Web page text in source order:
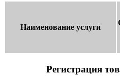
Наименование услуги
Регистрация